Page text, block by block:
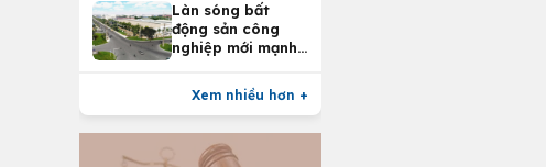
Làn sóng bất
động sản công
nghiệp mới mạnh
Xem nhiều hơn +